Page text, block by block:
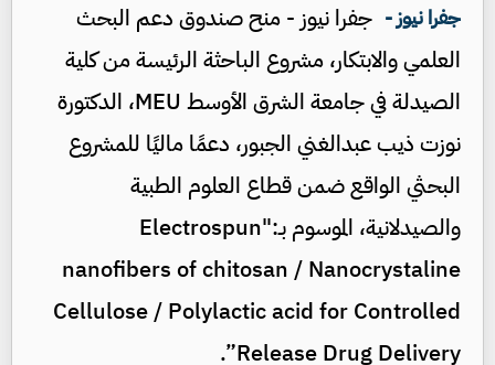
جفرا نيوز - جفرا نيوز - منح صندوق دعم البحث
العلمي والابتكار، مشروع الباحثة الرئيسة من كلية
الصيدلة في جامعة الشرق الأوسط MEU، الدكتورة
نوزت ذيب عبدالغني الجبور، دعمًا ماليًا للمشروع
البحثي الواقع ضمن قطاع العلوم الطبية
والصيدلانية، الموسوم بـ:"Electrospun
nanofibers of chitosan / Nanocrystaline
Cellulose / Polylactic acid for Controlled
Release Drug Delivery”.